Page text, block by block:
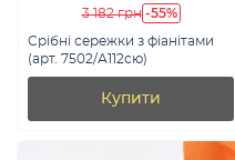
3 182 грн -55%
Срібні сережки з фіанітами
(арт. 7502/А112сю)
Купити